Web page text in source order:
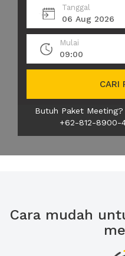
Tanggal
06 Aug 2026
Mulai
09:00
CARI
Butuh Paket
+62-812-8900-
Cara mudah